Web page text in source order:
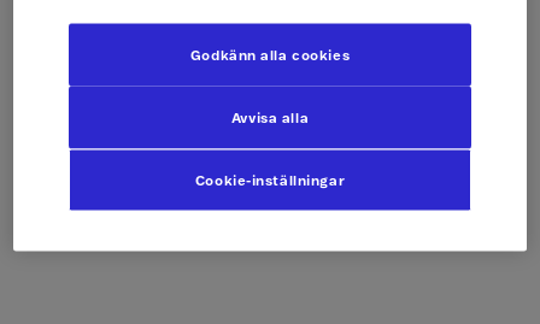
Cookie-inställningar
Avvisa alla
Godkänn alla cookies